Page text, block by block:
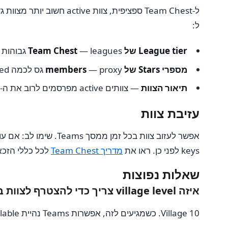
ל:
League tier של Team Chest
— leagues גבוהות יותר אומרות שלצוות יש track record של השלמת chests ו-rewards טובים יותר
מספרי Stars של members
— proxy גס לכמה members progressed ו-active
תיאור הצוות— צוותים active מפרסמים לרוב את ה-expectations שלהם לפעילות
עזיבת צוות
keys לפני כן. ראו את מדריך Team Chest לכל כללי
שאלות נפוצות
איזה village level צריך כדי להצטרף לצוות ב-Coin Master?
Village 10. כשמגיעים לזה, אפשרות Teams נהיית available מטאב Friends.